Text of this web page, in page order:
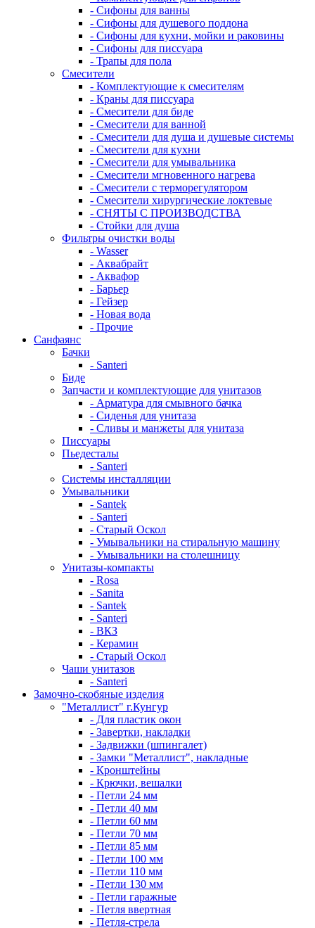
- Сифоны для ванны
- Сифоны для душевого поддона
- Сифоны для кухни, мойки и раковины
- Сифоны для писсуара
- Трапы для пола
Смесители
- Комплектующие к смесителям
- Краны для писсуара
- Смесители для биде
- Смесители для ванной
- Смесители для душа и душевые системы
- Смесители для кухни
- Смесители для умывальника
- Смесители мгновенного нагрева
- Смесители с терморегулятором
- Смесители хирургические локтевые
- СНЯТЫ С ПРОИЗВОДСТВА
- Стойки для душа
Фильтры очистки воды
- Wasser
- Аквабрайт
- Аквафор
- Барьер
- Гейзер
- Новая вода
- Прочие
Санфаянс
Бачки
- Santeri
Биде
Запчасти и комплектующие для унитазов
- Арматура для смывного бачка
- Сиденья для унитаза
- Сливы и манжеты для унитаза
Писсуары
Пьедесталы
- Santeri
Системы инсталляции
Умывальники
- Santek
- Santeri
- Старый Оскол
- Умывальники на стиральную машину
- Умывальники на столешницу
Унитазы-компакты
- Rosa
- Sanita
- Santek
- Santeri
- ВКЗ
- Керамин
- Старый Оскол
Чаши унитазов
- Santeri
Замочно-скобяные изделия
"Металлист" г.Кунгур
- Для пластик окон
- Завертки, накладки
- Задвижки (шпингалет)
- Замки "Металлист", накладные
- Кронштейны
- Крючки, вешалки
- Петли 24 мм
- Петли 40 мм
- Петли 60 мм
- Петли 70 мм
- Петли 85 мм
- Петли 100 мм
- Петли 110 мм
- Петли 130 мм
- Петли гаражные
- Петля ввертная
- Петля-стрела